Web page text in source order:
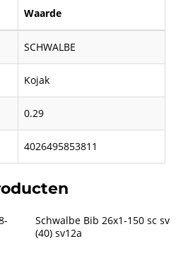
Waarde
SCHWALBE
Kojak
0.29
4026495853811
Schwalbe Bib 26x1-150 sc sv
(40) sv12a